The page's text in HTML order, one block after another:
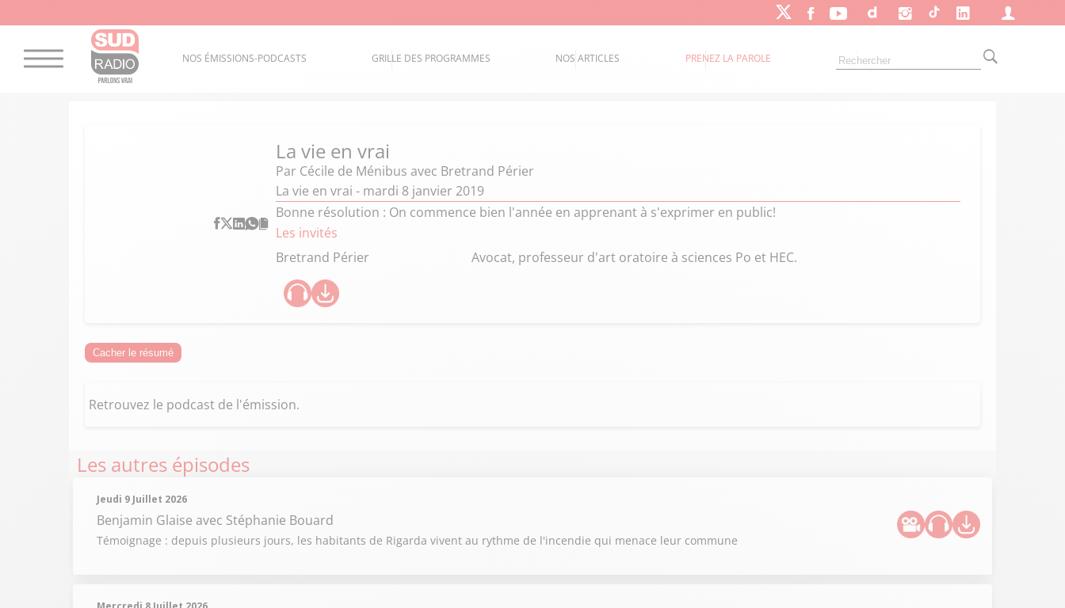
NOS ÉMISSIONS-PODCASTS GRILLE DES PROGRAMMES NOS ARTICLES PRENEZ LA PAROLE
La vie en vrai
Par Cécile de Ménibus avec Bretrand Périer
La vie en vrai - mardi 8 janvier 2019
Bonne résolution : On commence bien l'année en apprenant à s'exprimer en public!
Les invités
Bretrand Périer
Avocat, professeur d'art oratoire à sciences Po et HEC.
Cacher le résumé
Retrouvez le podcast de l'émission.
Les autres épisodes
Jeudi 9 Juillet 2026
Benjamin Glaise avec Stéphanie Bouard
Témoignage : depuis plusieurs jours, les habitants de Rigarda vivent au rythme de l'incendie qui menace leur commune